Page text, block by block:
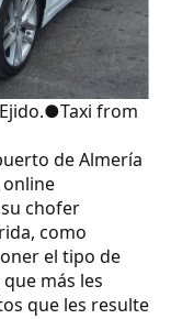
from
de Almería
online
chofer
como
el tipo de
más les
que les resulte